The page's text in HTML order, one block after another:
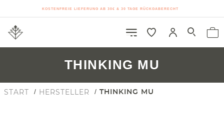
KOSTENFREIE LIEFERUNG AB 30€ & 30 TAGE RÜCKGABERECHT
START HERSTELLER THINKING MU
THINKING MU